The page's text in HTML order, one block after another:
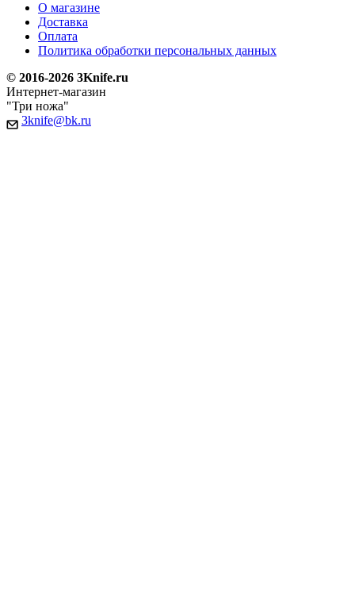
О магазине
Доставка
Оплата
Политика обработки персональных данных
© 2016-2026 3Knife.ru
Интернет-магазин
"Три ножа"
3knife@bk.ru